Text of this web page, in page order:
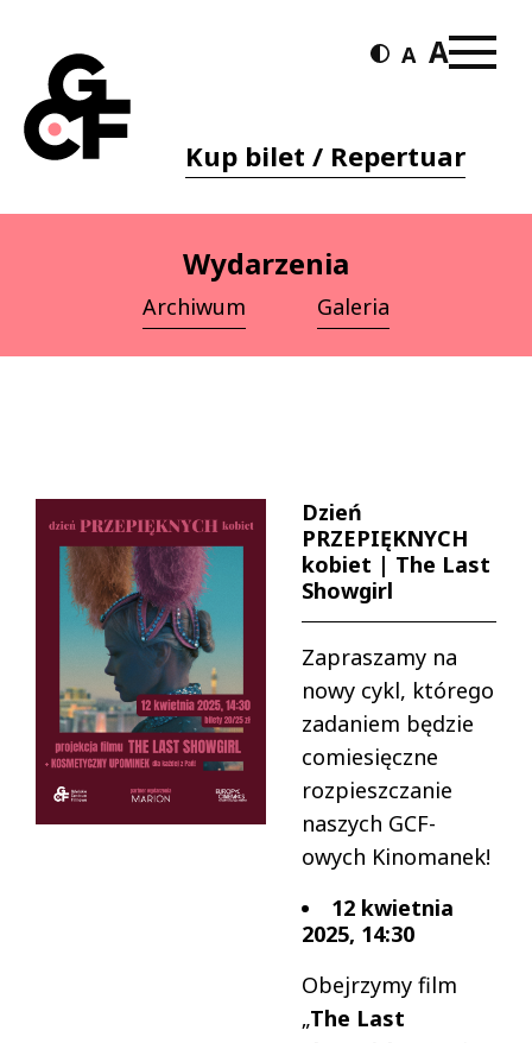
Kup bilet / Repertuar
Wydarzenia
Archiwum Galeria
Dzień
PRZEPIĘKNYCH
kobiet | The Last
Showgirl
Zapraszamy na
nowy cykl, którego
zadaniem będzie
comiesięczne
rozpieszczanie
naszych GCF-
owych Kinomanek!
12 kwietnia
2025, 14:30
Obejrzymy film
„The Last